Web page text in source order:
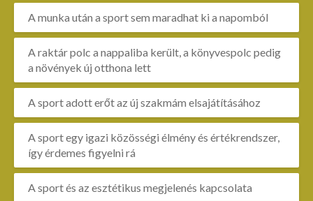
A munka után a sport sem maradhat ki a napomból
A raktár polc a nappaliba került, a könyvespolc pedig
a növények új otthona lett
A sport adott erőt az új szakmám elsajátításához
A sport egy igazi közösségi élmény és értékrendszer,
így érdemes figyelni rá
A sport és az esztétikus megjelenés kapcsolata